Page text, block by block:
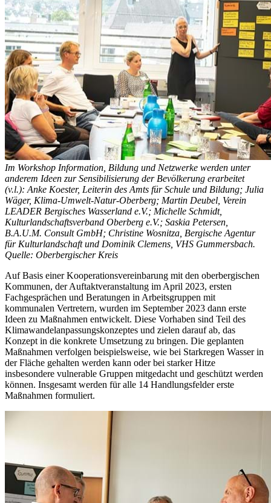
Im Workshop Information, Bildung und Netzwerke werden unter
anderem Ideen zur Sensibilisierung der Bevölkerung erarbeitet
(v.l.): Anke Koester, Leiterin des Amts für Schule und Bildung; Julia
Wäger, Klima-Umwelt-Natur-Oberberg; Martin Deubel, Verein
LEADER Bergisches Wasserland e.V.; Michelle Schmidt,
Kulturlandschaftsverband Oberberg e.V.; Saskia Petersen,
B.A.U.M. Consult GmbH; Christine Wosnitza, Bergische Agentur
für Kulturlandschaft und Dominik Clemens, VHS Gummersbach.
Quelle: Oberbergischer Kreis
Auf Basis einer Kooperationsvereinbarung mit den oberbergischen
Kommunen, der Auftaktveranstaltung im April 2023, ersten
Fachgesprächen und Beratungen in Arbeitsgruppen mit
kommunalen Vertretern, wurden im September 2023 dann erste
Ideen zu Maßnahmen entwickelt. Diese Vorhaben sind Teil des
Klimawandelanpassungskonzeptes und zielen darauf ab, das
Konzept in die konkrete Umsetzung zu bringen. Die geplanten
Maßnahmen verfolgen beispielsweise, wie bei Starkregen Wasser in
der Fläche gehalten werden kann oder bei starker Hitze
insbesondere vulnerable Gruppen mitgedacht und geschützt werden
können. Insgesamt werden für alle 14 Handlungsfelder erste
Maßnahmen formuliert.